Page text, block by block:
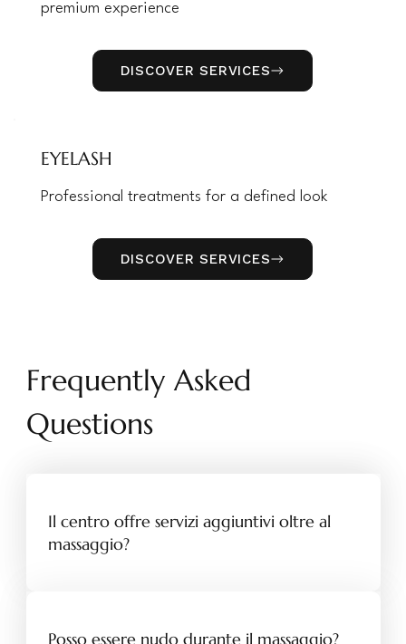
premium experience
DISCOVER SERVICES
EYELASH
Professional treatments for a defined look
DISCOVER SERVICES
Frequently Asked
Questions
Il centro offre servizi aggiuntivi oltre al
massaggio?
Posso essere nudo durante il massaggio?